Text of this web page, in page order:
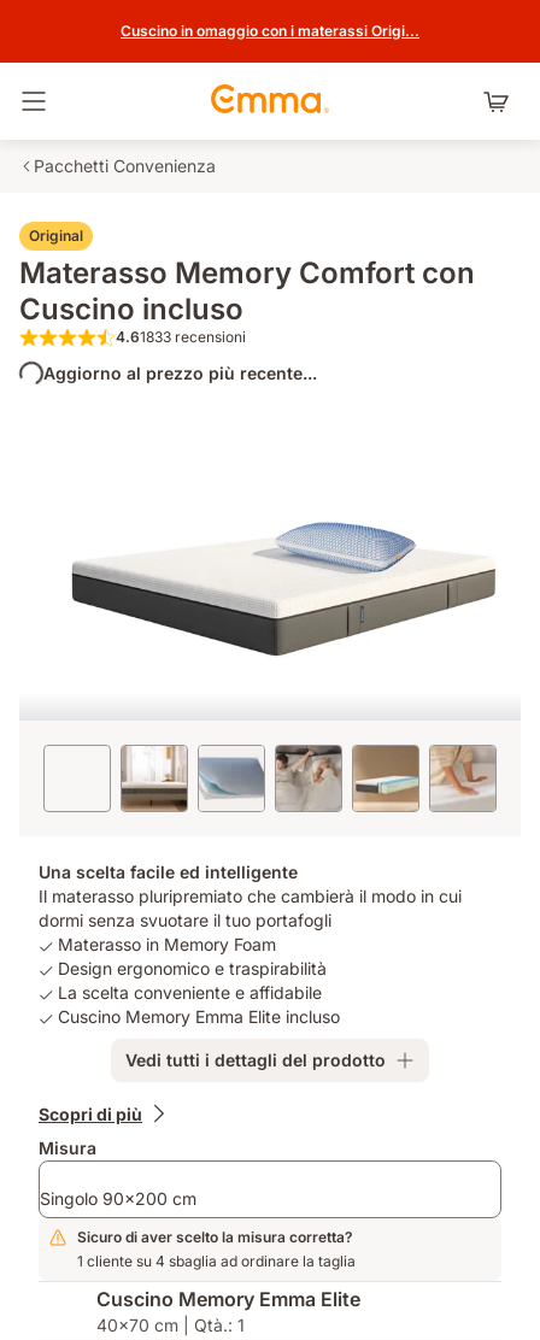
Cuscino in omaggio con i materassi Origi...
Pacchetti Convenienza
Original
Materasso Memory Comfort con
Cuscino incluso
4.6 su 5 stelle 1833 recensioni
4.61833 recensioni
Aggiorno al prezzo più recente...
Una scelta facile ed intelligente
Il materasso pluripremiato che cambierà il modo in cui
dormi senza svuotare il tuo portafogli
Materasso in Memory Foam
Design ergonomico e traspirabilità
La scelta conveniente e affidabile
Cuscino Memory Emma Elite incluso
Vedi tutti i dettagli del prodotto
Prodotti
Scopri di più
Misura
Singolo 90x200 cm
Sicuro di aver scelto la misura corretta?
1 cliente su 4 sbaglia ad ordinare la taglia
Cuscino Memory Emma Elite
40x70 cm | Qtà.: 1